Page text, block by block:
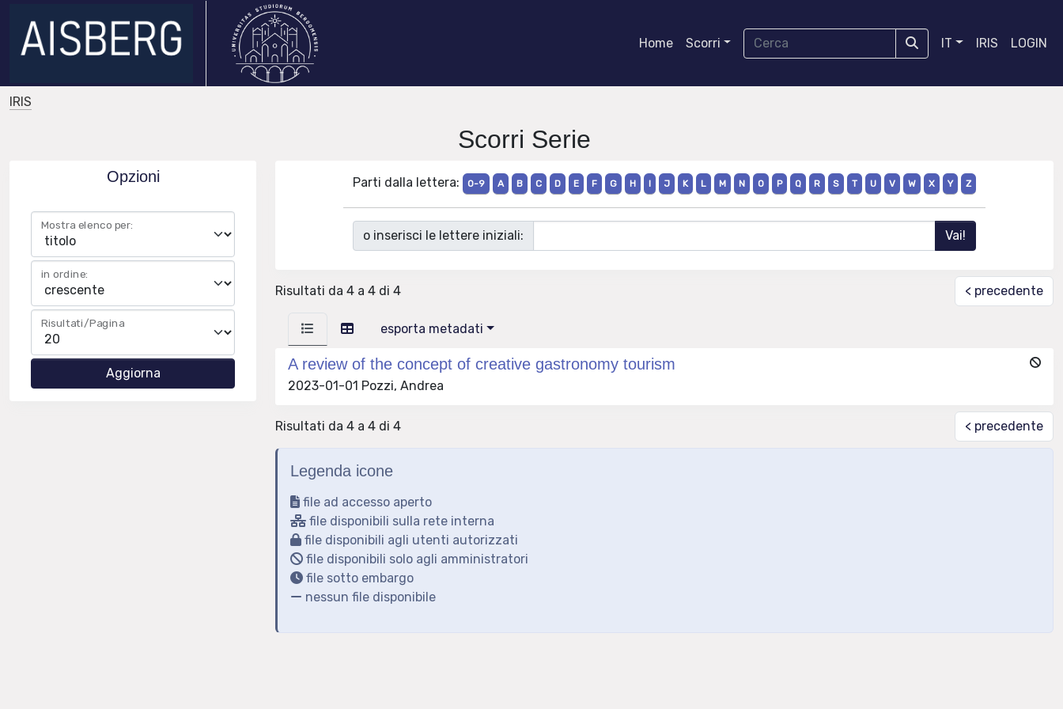
Home Scorri IT IRIS LOGIN
IRIS
Scorri Serie
Opzioni
Mostra elenco per:
in ordine:
Risultati/Pagina
Parti dalla lettera: 0-9 A B C D E F G H I J K L M N O P Q R S T U V W X Y Z
o inserisci le lettere iniziali:
Risultati da 4 a 4 di 4 < precedente
esporta metadati
A review of the concept of creative gastronomy tourism
2023-01-01 Pozzi, Andrea
Risultati da 4 a 4 di 4 < precedente
Legenda icone
file ad accesso aperto
file disponibili sulla rete interna
file disponibili agli utenti autorizzati
file disponibili solo agli amministratori
file sotto embargo
nessun file disponibile